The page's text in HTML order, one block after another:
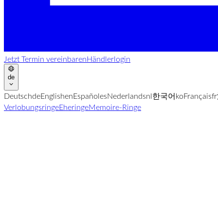
Jetzt Termin vereinbarenHändlerlogin
de
DeutschdeEnglishenEspañolesNederlandsnl한국어koFrançaisfr
VerlobungsringeEheringeMemoire-Ringe